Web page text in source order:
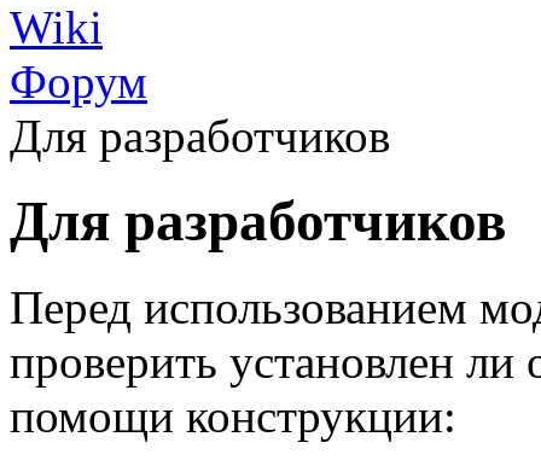
Wiki
Форум
Для разработчиков
Для разработчиков
Перед использованием
проверить установлен
помощи конструкции: